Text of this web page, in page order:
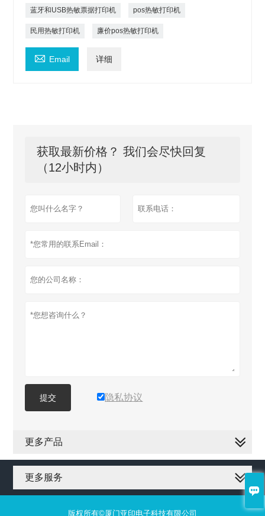

蓝牙和USB热敏票据打印机 pos热敏打印机
民用热敏打印机 廉价pos热敏打印机
 Email 详细
获取最新价格？ 我们会尽快回复
（12小时内）
提交 隐私协议
更多产品
更多服务
版权所有©厦门亚印电子科技有限公司